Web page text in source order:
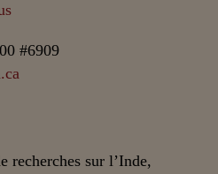
#6909
recherches sur l’Inde,